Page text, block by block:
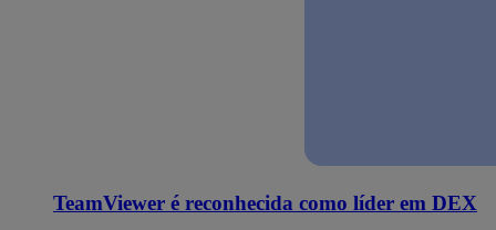
TeamViewer é reconhecida como líder em DEX